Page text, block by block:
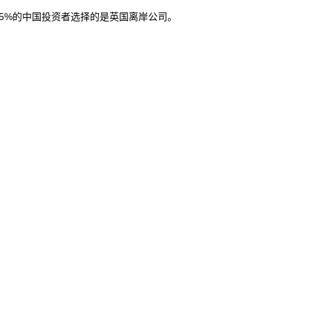
的中国投资者选择的是英国离岸公司。